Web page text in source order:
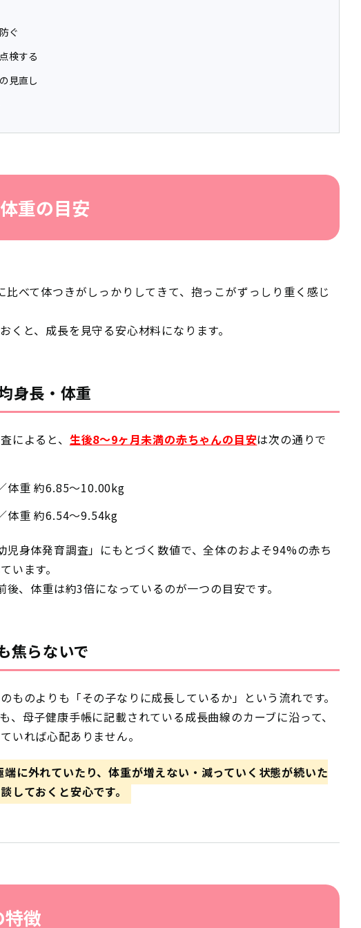
ぐ
検する
見直し
重の目安
べて体つきがしっかりしてきて、抱っこがずっしり重く感じ
くと、成長を見守る安心材料になります。
身長・体重
によると、 生後8〜9ヶ月未満の赤ちゃんの目安は次の通りで
体重 約6.85〜10.00kg
体重 約6.54〜9.54kg
児身体発育調査」にもとづく数値で、全体のおよそ94%の赤ち
います。
、体重は約3倍になっているのが一つの目安です。
焦らないで
ものよりも「その子なりに成長しているか」という流れです。
、母子健康手帳に記載されている成長曲線のカーブに沿って、
いれば心配ありません。
に外れていたり、体重が増えない・減っていく状態が続いた
しておくと安心です。
特徴